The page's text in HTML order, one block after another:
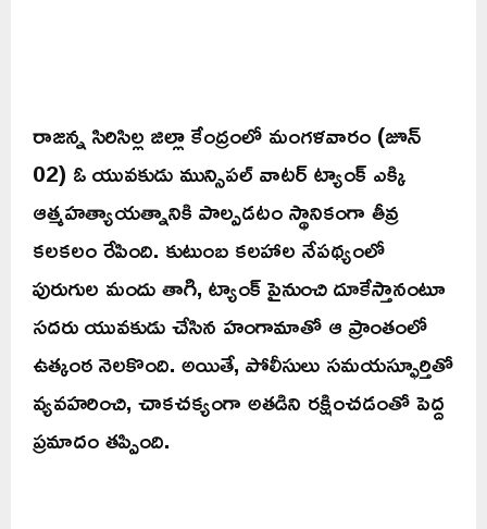
రాజన్న సిరిసిల్ల జిల్లా కేంద్రంలో మంగళవారం (జూన్
02) ఓ యువకుడు మున్సిపల్ వాటర్ ట్యాంక్ ఎక్కి
ఆత్మహత్యాయత్నానికి పాల్పడటం స్థానికంగా తీవ్ర
కలకలం రేపింది. కుటుంబ కలహాల నేపథ్యంలో
పురుగుల మందు తాగి, ట్యాంక్ పైనుంచి దూకేస్తానంటూ
సదరు యువకుడు చేసిన హంగామాతో ఆ ప్రాంతంలో
ఉత్కంఠ నెలకొంది. అయితే, పోలీసులు సమయస్ఫూర్తితో
వ్యవహరించి, చాకచక్యంగా అతడిని రక్షించడంతో పెద్ద
ప్రమాదం తప్పింది.